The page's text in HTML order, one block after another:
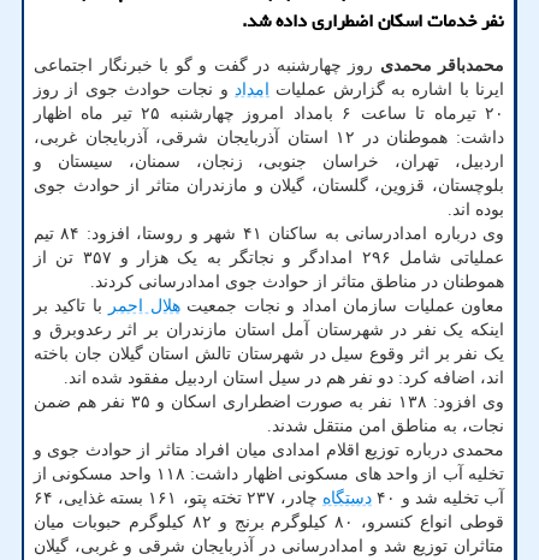
نفر خدمات اسكان اضطراری داده شد.
محمدباقر محمدی روز چهارشنبه در گفت و گو با خبرنگار اجتماعی
ایرنا با اشاره به گزارش عملیات
امداد و نجات حوادث جوی از روز
۲۰ تیرماه تا ساعت ۶ بامداد امروز چهارشنبه ۲۵ تیر ماه اظهار
داشت: هموطنان در ۱۲ استان آذربایجان شرقی، آذربایجان غربی،
اردبیل، تهران، خراسان جنوبی، زنجان، سمنان، سیستان و
بلوچستان، قزوین، گلستان، گیلان و مازندران متاثر از حوادث جوی
بوده اند.
وی درباره امدادرسانی به ساکنان ۴۱ شهر و روستا، افزود: ۸۴ تیم
عملیاتی شامل ۲۹۶ امدادگر و نجاتگر به یک هزار و ۳۵۷ تن از
هموطنان در مناطق متاثر از حوادث جوی امدادرسانی کردند.
معاون عملیات سازمان امداد و نجات جمعیتهلال احمر
با تاکید بر
اینکه یک نفر در شهرستان آمل استان مازندران بر اثر رعدوبرق و
یک نفر بر اثر وقوع سیل در شهرستان تالش استان گیلان جان باخته
اند، اضافه کرد: دو نفر هم در سیل استان اردبیل مفقود شده اند.
وی افزود: ۱۳۸ نفر به صورت اضطراری اسکان و ۳۵ نفر هم ضمن
نجات، به مناطق امن منتقل شدند.
محمدی درباره توزیع اقلام امدادی میان افراد متاثر از حوادث جوی و
تخلیه آب از واحد های مسکونی اظهار داشت: ۱۱۸ واحد مسکونی از
آب تخلیه شد و ۴۰
دستگاه
چادر، ۲۳۷ تخته پتو، ۱۶۱ بسته غذایی، ۶۴
قوطی انواع کنسرو، ۸۰ کیلوگرم برنج و ۸۲ کیلوگرم حبوبات میان
متاثران توزیع شد و امدادرسانی در آذربایجان شرقی و غربی، گیلان